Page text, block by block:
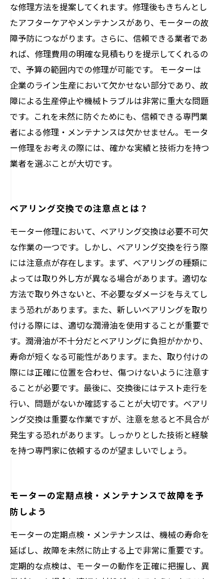
な修理方法を提案してくれます。修理後もきちんとし
たアフターケアやメンテナンスがあり、モーターの故
障予防につながります。さらに、信頼できる業者であ
れば、修理費用の明確な見積もりを提示してくれるの
で、予算の範囲内での修理が可能です。 モーターは
企業のライン生産において欠かせない部分であり、故
障による生産停止や機械トラブルは非常に重大な問題
です。これを未然に防ぐためにも、信頼できる専門業
者による修理・メンテナンスは欠かせません。モータ
ー修理をお考えの際には、確かな実績と技術力を持つ
業者を選ぶことが大切です。
ベアリング交換での注意点とは？
モーター修理において、ベアリング交換は必要不可欠
な作業の一つです。しかし、ベアリング交換を行う際
には注意点が存在します。まず、ベアリングの種類に
よっては取り外し方が異なる場合があります。適切な
方法で取り外さないと、不必要なダメージを与えてし
まう恐れがあります。また、新しいベアリングを取り
付ける際には、適切な潤滑油を使用することが重要で
す。潤滑油が不十分だとベアリングに負担がかかり、
寿命が短くなる可能性があります。また、取り付けの
際には正確に位置を合わせ、傷つけないように注意す
ることが必要です。最後に、交換後にはテスト走行を
行い、問題がないか確認することが大切です。ベアリ
ング交換は重要な作業ですが、注意を怠ると不具合が
発生する恐れがあります。しっかりとした技術と経験
を持つ専門家に依頼するのが望ましいでしょう。
モーターの定期点検・メンテナンスで故障を予
防しよう
モーターの定期点検・メンテナンスは、機械の寿命を
延ばし、故障を未然に防止する上で非常に重要です。
定期的な点検は、モーターの動作を正確に把握し、異